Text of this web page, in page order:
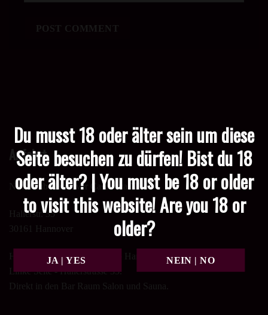
Du musst 18 oder älter sein um diese
Seite besuchen zu dürfen! Bist du 18
oder älter? | You must be 18 or older
to visit this website! Are you 18 or
older?
Anfahrt
Nachtclub Hannover Casanova XL
Hallerstr. 35
30161 Hannover
Haupteingang zum Nachtclub Hannover Casanova xl
Linke Seite - Hallerstrasse 35.
Direkt in den Bar Raum Salon und Sauna.